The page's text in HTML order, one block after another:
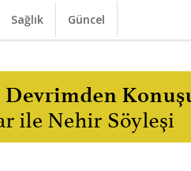
Sağlık Güncel